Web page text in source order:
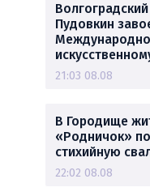
Пудовкин
21:03 08.08
В Городище
«Родничок»
стихийную
22:02 08.08